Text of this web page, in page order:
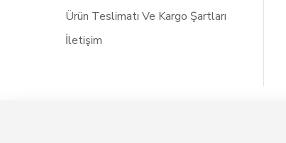
Ürün Teslimatı Ve Kargo Şartları
İletişim